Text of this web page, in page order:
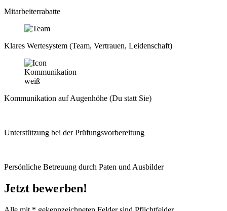
Mitarbeiterrabatte
Klares Wertesystem (Team, Vertrauen, Leidenschaft)
Kommunikation auf Augenhöhe (Du statt Sie)
Unterstützung bei der Prüfungsvorbereitung
Persönliche Betreuung durch Paten und Ausbilder
Jetzt bewerben!